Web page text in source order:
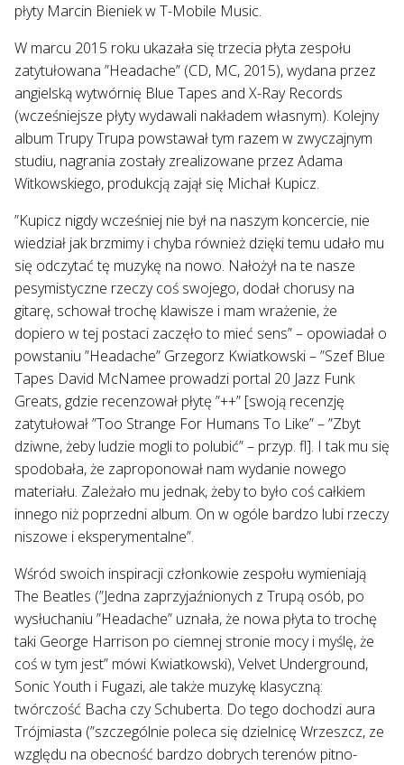
płyty Marcin Bieniek w T-Mobile Music.
W marcu 2015 roku ukazała się trzecia płyta zespołu
zatytułowana ”Headache” (CD, MC, 2015), wydana przez
angielską wytwórnię Blue Tapes and X-Ray Records
(wcześniejsze płyty wydawali nakładem własnym). Kolejny
album Trupy Trupa powstawał tym razem w zwyczajnym
studiu, nagrania zostały zrealizowane przez Adama
Witkowskiego, produkcją zajął się Michał Kupicz.
”Kupicz nigdy wcześniej nie był na naszym koncercie, nie
wiedział jak brzmimy i chyba również dzięki temu udało mu
się odczytać tę muzykę na nowo. Nałożył na te nasze
pesymistyczne rzeczy coś swojego, dodał chorusy na
gitarę, schował trochę klawisze i mam wrażenie, że
dopiero w tej postaci zaczęło to mieć sens” – opowiadał o
powstaniu ”Headache” Grzegorz Kwiatkowski – ”Szef Blue
Tapes David McNamee prowadzi portal 20 Jazz Funk
Greats, gdzie recenzował płytę ”++” [swoją recenzję
zatytułował ”Too Strange For Humans To Like” – ”Zbyt
dziwne, żeby ludzie mogli to polubić” – przyp. fl]. I tak mu się
spodobała, że zaproponował nam wydanie nowego
materiału. Zależało mu jednak, żeby to było coś całkiem
innego niż poprzedni album. On w ogóle bardzo lubi rzeczy
niszowe i eksperymentalne”.
Wśród swoich inspiracji członkowie zespołu wymieniają
The Beatles (”Jedna zaprzyjaźnionych z Trupą osób, po
wysłuchaniu ”Headache” uznała, że nowa płyta to trochę
taki George Harrison po ciemnej stronie mocy i myślę, że
coś w tym jest” mówi Kwiatkowski), Velvet Underground,
Sonic Youth i Fugazi, ale także muzykę klasyczną:
twórczość Bacha czy Schuberta. Do tego dochodzi aura
Trójmiasta (”szczególnie poleca się dzielnicę Wrzeszcz, ze
względu na obecność bardzo dobrych terenów pitno-